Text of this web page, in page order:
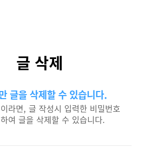
글 삭제
글을 삭제할 수 있습니다.
라면, 글 작성시 입력한 비밀번호
여 글을 삭제할 수 있습니다.